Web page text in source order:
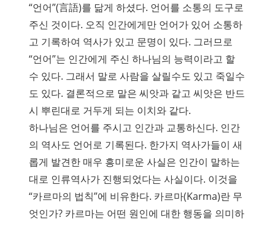
“언어”(言語)를 닮게 하셨다. 언어를 소통의 도구로
주신 것이다. 오직 인간에게만 언어가 있어 소통하
고 기록하여 역사가 있고 문명이 있다. 그러므로
“언어”는 인간에게 주신 하나님의 능력이라고 할
수 있다. 그래서 말로 사람을 살릴수도 있고 죽일수
도 있다. 결론적으로 말은 씨앗과 같고 씨앗은 반드
시 뿌린대로 거두게 되는 이치와 같다.
하나님은 언어를 주시고 인간과 교통하신다. 인간
의 역사도 언어로 기록된다. 한가지 역사가들이 새
롭게 발견한 매우 흥미로운 사실은 인간이 말하는
대로 인류역사가 진행되었다는 사실이다. 이것을
“카르마의 법칙”에 비유한다. 카르마(Karma)란 무
엇인가? 카르마는 어떤 원인에 대한 행동을 의미하